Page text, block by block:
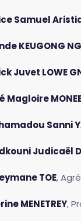
Samuel
KEUGONG
Juvet LOWE
Magloire
Sanni
Judicaël
TOE,
MENETREY,